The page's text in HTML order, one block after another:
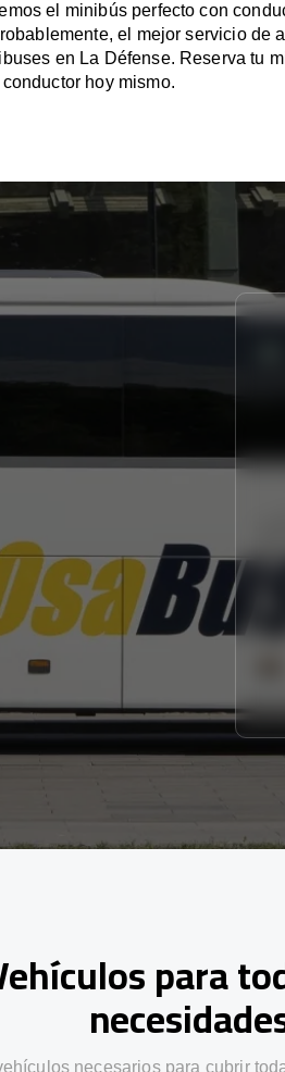
el minibús perfecto con
el mejor servicio de
en La Défense. Reserva tu
hoy mismo.
para
necesarios para cubrir